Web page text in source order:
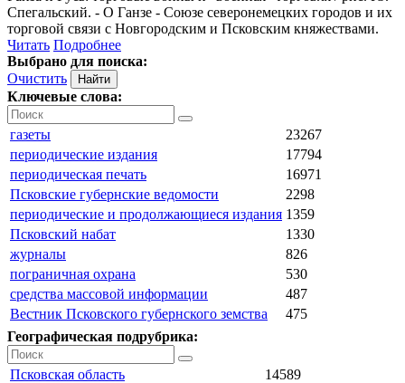
Спегальский. - О Ганзе - Союзе северонемецких городов и их
торговой связи с Новгородским и Псковским княжествами.
Читать Подробнее
Выбрано для поиска:
Очистить
Ключевые слова:
газеты
23267
периодические издания
17794
периодическая печать
16971
Псковские губернские ведомости
2298
периодические и продолжающиеся издания 1359
Псковский набат
1330
журналы
826
пограничная охрана
530
средства массовой информации
487
Вестник Псковского губернского земства
475
Географическая подрубрика:
Псковская область
14589